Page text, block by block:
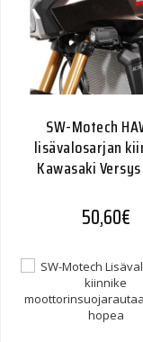
SW-Motech
lisävalosarjan
Kawasaki
50,60€